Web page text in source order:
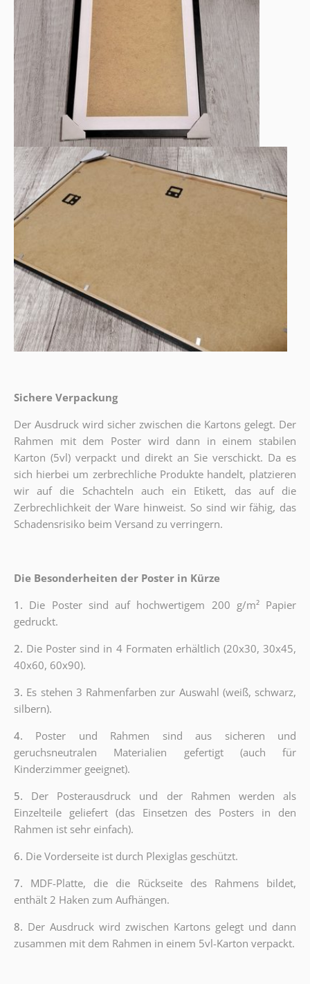
Sichere Verpackung
Der Ausdruck wird sicher zwischen die Kartons gelegt. Der
Rahmen mit dem Poster wird dann in einem stabilen
Karton (5vl) verpackt und direkt an Sie verschickt. Da es
sich hierbei um zerbrechliche Produkte handelt, platzieren
wir auf die Schachteln auch ein Etikett, das auf die
Zerbrechlichkeit der Ware hinweist. So sind wir fähig, das
Schadensrisiko beim Versand zu verringern.
Die Besonderheiten der Poster in Kürze
1. Die Poster sind auf hochwertigem 200 g/m² Papier
gedruckt.
2. Die Poster sind in 4 Formaten erhältlich (20x30, 30x45,
40x60, 60x90).
3. Es stehen 3 Rahmenfarben zur Auswahl (weiß, schwarz,
silbern).
4. Poster und Rahmen sind aus sicheren und
geruchsneutralen Materialien gefertigt (auch für
Kinderzimmer geeignet).
5. Der Posterausdruck und der Rahmen werden als
Einzelteile geliefert (das Einsetzen des Posters in den
Rahmen ist sehr einfach).
6. Die Vorderseite ist durch Plexiglas geschützt.
7. MDF-Platte, die die Rückseite des Rahmens bildet,
enthält 2 Haken zum Aufhängen.
8. Der Ausdruck wird zwischen Kartons gelegt und dann
zusammen mit dem Rahmen in einem 5vl-Karton verpackt.